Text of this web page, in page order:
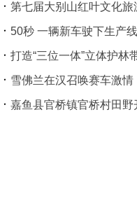
第七届大别山红叶文化旅
50秒 一辆新车驶下生产
打造“三位一体”立体护林
雪佛兰在汉召唤赛车激情
嘉鱼县官桥镇官桥村田